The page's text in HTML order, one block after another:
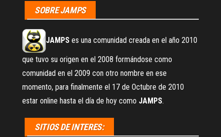
SOBRE JAMPS
JAMPS es una comunidad creada en el año 2010
que tuvo su origen en el 2008 formándose como
comunidad en el 2009 con otro nombre en ese
momento, para finalmente el 17 de Octubre de 2010
estar online hasta el día de hoy como JAMPS.
SITIOS DE INTERES: